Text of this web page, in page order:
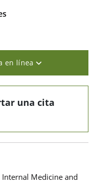
en línea
una cita
Medicine and